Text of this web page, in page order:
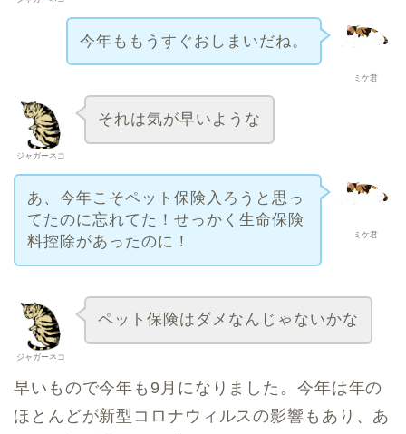
ミケ君
今年ももうすぐおしまいだね。
ジャガーネコ
それは気が早いような
ミケ君
あ、今年こそペット保険入ろうと思っ
てたのに忘れてた！せっかく生命保険
料控除があったのに！
ジャガーネコ
ペット保険はダメなんじゃないかな
早いもので今年も9月になりました。今年は年の
ほとんどが新型コロナウィルスの影響もあり、あ